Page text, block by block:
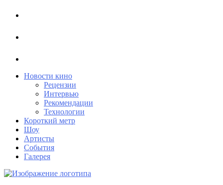
Новости кино
Рецензии
Интервью
Рекомендации
Технологии
Короткий метр
Шоу
Артисты
События
Галерея